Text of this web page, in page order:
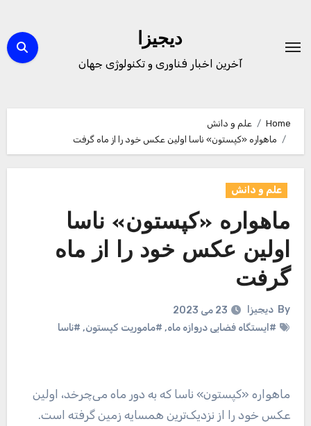
content
دیجیزا
آخرین اخبار فناوری و تکنولوژی جهان
Home
علم و دانش
ماهواره «کپستون» ناسا اولین عکس خود را از ماه گرفت
علم و دانش
ماهواره «کپستون» ناسا
اولین عکس خود را از ماه
گرفت
By دیجیزا
23 می 2023
#ایستگاه فضایی دروازه ماه, #ماموریت کپستون, #ناسا
ماهواره «کپستون» ناسا که به دور ماه می‌چرخد، اولین
عکس خود را از نزدیک‌ترین همسایه زمین گرفته است.